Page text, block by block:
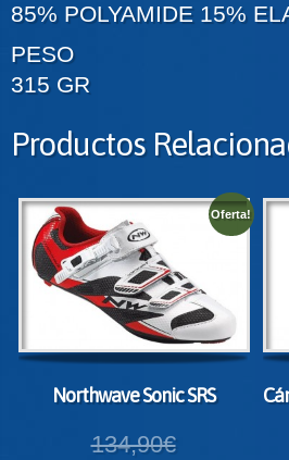
85% POLYAMIDE 15%
PESO
315 GR
Productos
Oferta!
Northwave Sonic SRS
134,90€